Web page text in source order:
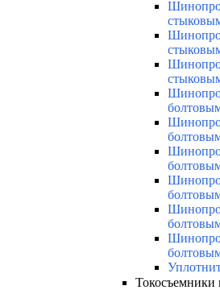
Токосъемники